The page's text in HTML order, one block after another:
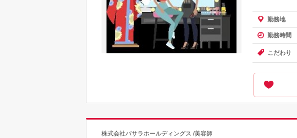
勤務地
勤務時間
こだわり
株式会社バサラホールディングス /美容師